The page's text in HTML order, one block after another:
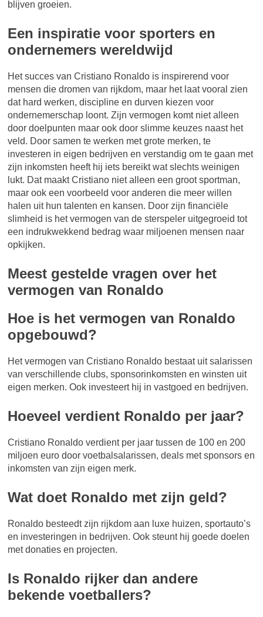
blijven groeien.
Een inspiratie voor sporters en
ondernemers wereldwijd
Het succes van Cristiano Ronaldo is inspirerend voor
mensen die dromen van rijkdom, maar het laat vooral zien
dat hard werken, discipline en durven kiezen voor
ondernemerschap loont. Zijn vermogen komt niet alleen
door doelpunten maar ook door slimme keuzes naast het
veld. Door samen te werken met grote merken, te
investeren in eigen bedrijven en verstandig om te gaan met
zijn inkomsten heeft hij iets bereikt wat slechts weinigen
lukt. Dat maakt Cristiano niet alleen een groot sportman,
maar ook een voorbeeld voor anderen die meer willen
halen uit hun talenten en kansen. Door zijn financiële
slimheid is het vermogen van de sterspeler uitgegroeid tot
een indrukwekkend bedrag waar miljoenen mensen naar
opkijken.
Meest gestelde vragen over het
vermogen van Ronaldo
Hoe is het vermogen van Ronaldo
opgebouwd?
Het vermogen van Cristiano Ronaldo bestaat uit salarissen
van verschillende clubs, sponsorinkomsten en winsten uit
eigen merken. Ook investeert hij in vastgoed en bedrijven.
Hoeveel verdient Ronaldo per jaar?
Cristiano Ronaldo verdient per jaar tussen de 100 en 200
miljoen euro door voetbalsalarissen, deals met sponsors en
inkomsten van zijn eigen merk.
Wat doet Ronaldo met zijn geld?
Ronaldo besteedt zijn rijkdom aan luxe huizen, sportauto’s
en investeringen in bedrijven. Ook steunt hij goede doelen
met donaties en projecten.
Is Ronaldo rijker dan andere
bekende voetballers?